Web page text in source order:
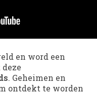
en word een
. Geheimen en
ontdekt te worden